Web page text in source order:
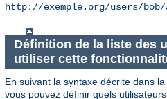
http://exemple.org/users/bob/
Définition de la liste des
utiliser cette
En suivant la syntaxe décrite dans
vous pouvez définir quels